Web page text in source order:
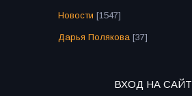
Новости [1547]
Дарья Полякова [37]
ВХОД НА САЙТ